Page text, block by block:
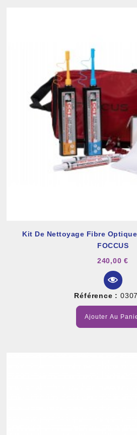
Kit De Nettoyage Fibre
FOCCUS
240,00 €
Référence :
Ajouter Au